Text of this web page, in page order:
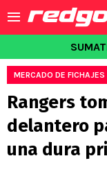
MERCADO DE FICHAJES
Rangers
delantero
una dura